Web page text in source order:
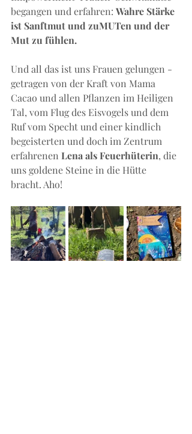
begangen und erfahren: Wahre Stärke
ist Sanftmut und zuMUTen und der
Mut zu fühlen.
Und all das ist uns Frauen gelungen -
getragen von der Kraft von Mama
Cacao und allen Pflanzen im Heiligen
Tal, vom Flug des Eisvogels und dem
Ruf vom Specht und einer kindlich
begeisterten und doch im Zentrum
erfahrenen Lena als Feuerhüterin, die
uns goldene Steine in die Hütte
bracht. Aho!